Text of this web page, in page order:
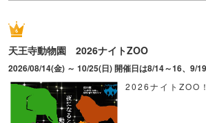
天王寺動物園 2026ナイトZOO
2026ナイトZOO！